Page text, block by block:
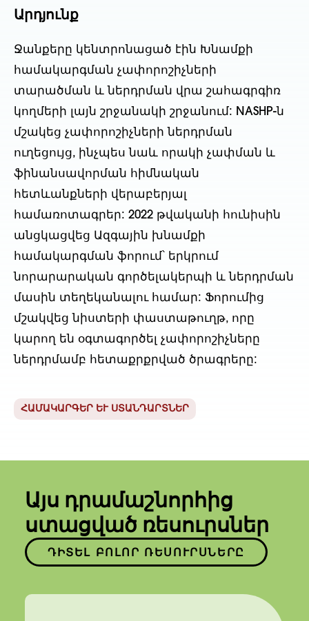
Արդյունք
Ջանքերը կենտրոնացած էին Խնամքի
համակարգման չափորոշիչների
տարածման և ներդրման վրա շահագրգիռ
կողմերի լայն շրջանակի շրջանում: NASHP-ն
մշակեց չափորոշիչների ներդրման
ուղեցույց, ինչպես նաև որակի չափման և
ֆինանսավորման հիմնական
հետևանքների վերաբերյալ
համառոտագրեր: 2022 թվականի հունիսին
անցկացվեց Ազգային խնամքի
համակարգման ֆորում՝ երկրում
նորարարական գործելակերպի և ներդրման
մասին տեղեկանալու համար: Ֆորումից
մշակվեց նիստերի փաստաթուղթ, որը
կարող են օգտագործել չափորոշիչները
ներդրմամբ հետաքրքրված ծրագրերը:
ՀԱՄԱԿԱՐԳԵՐ ԵՒ ՍՏԱՆԴԱՐՏՆԵՐ
Այս դրամաշնորհից
ստացված ռեսուրսներ
ԴԻՏԵԼ ԲՈԼՈՐ ՌԵՍՈՒՐՍՆԵՐԸ